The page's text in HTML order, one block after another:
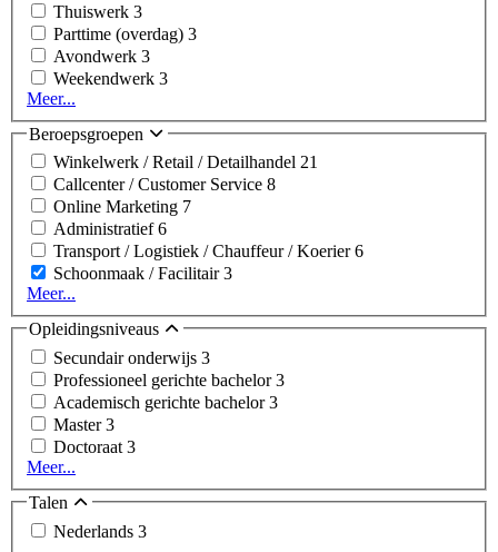
Thuiswerk 3
Parttime (overdag) 3
Avondwerk 3
Weekendwerk 3
Meer...
Beroepsgroepen
Winkelwerk / Retail / Detailhandel 21
Callcenter / Customer Service 8
Online Marketing 7
Administratief6
Transport / Logistiek / Chauffeur / Koerier6
Schoonmaak / Facilitair3
Meer...
Opleidingsniveaus
Secundair onderwijs 3
Professioneel gerichte bachelor3
Academisch gerichte bachelor3
Master3
Doctoraat 3
Meer...
Talen
Nederlands 3